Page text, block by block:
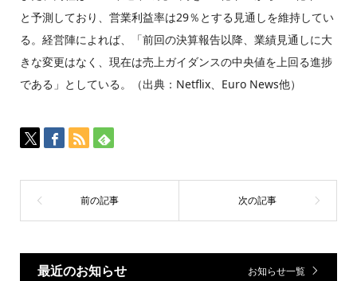
と予測しており、営業利益率は29％とする見通しを維持してい
る。経営陣によれば、「前回の決算報告以降、業績見通しに大
きな変更はなく、現在は売上ガイダンスの中央値を上回る進捗
である」としている。（出典：Netflix、Euro News他）
最近のお知らせ お知らせ一覧